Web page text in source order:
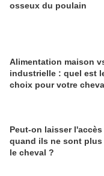
osseux du poulain
Alimentation maison
industrielle : quel est
choix pour votre
Peut-on laisser
quand ils ne sont
le cheval ?